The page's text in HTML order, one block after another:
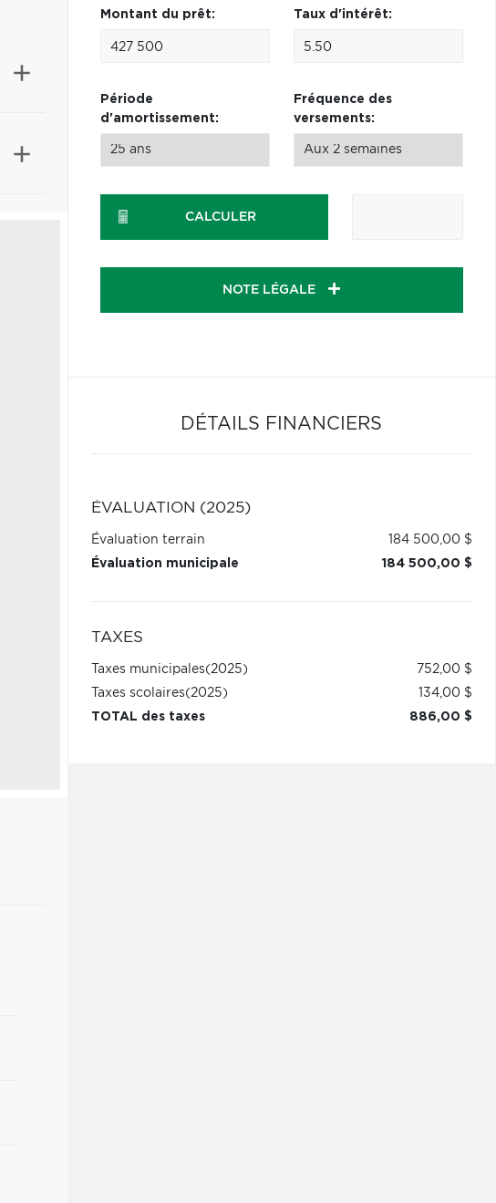
Montant du prêt: Taux d'intérêt:
Période
d'amortissement:
Fréquence des
versements:
CALCULER
NOTE LÉGALE
DÉTAILS FINANCIERS
ÉVALUATION (2025)
Évaluation terrain
184 500,00 $
Évaluation municipale
184 500,00 $
TAXES
Taxes municipales(2025)
752,00 $
Taxes scolaires(2025)
134,00 $
TOTAL des taxes
886,00 $